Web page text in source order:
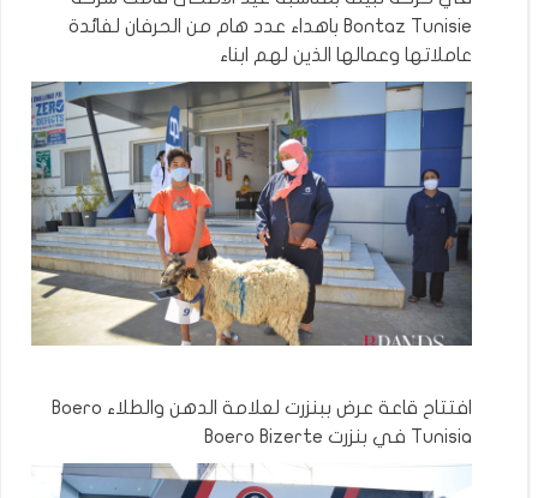
Bontaz Tunisie باهداء عدد هام من الحرفان لفائدة
عاملاتها وعمالها الذين لهم ابناء
افتتاح قاعة عرض ببنزرت لعلامة الدهن والطلاء Boero
Tunisia في بنزرت Boero Bizerte